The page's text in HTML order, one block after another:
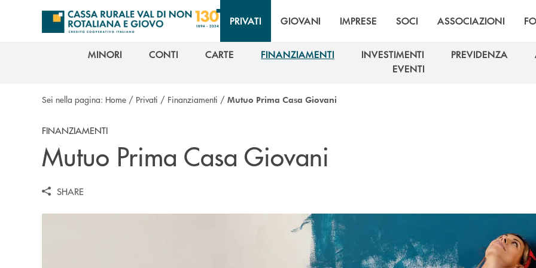
Salta al contenuto principale
PRIVATI GIOVANI IMPRESE SOCI ASSOCIAZIONI
MINORI
CONTI
CARTE
FINANZIAMENTI
INVESTIMENTI
INVESTIMENTI
PREVIDENZA
EVENTI
Sei nella pagina: Home / Privati / Finanziamenti / Mutuo Prima Casa Giovani
FINANZIAMENTI
Mutuo Prima Casa Giovani
SHARE